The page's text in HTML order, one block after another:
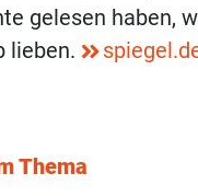
gelesen haben,
lieben.
Thema